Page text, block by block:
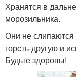
Хранятся в
морозильника.
Они не слипаются
горсть-другую и
Будьте здоровы!